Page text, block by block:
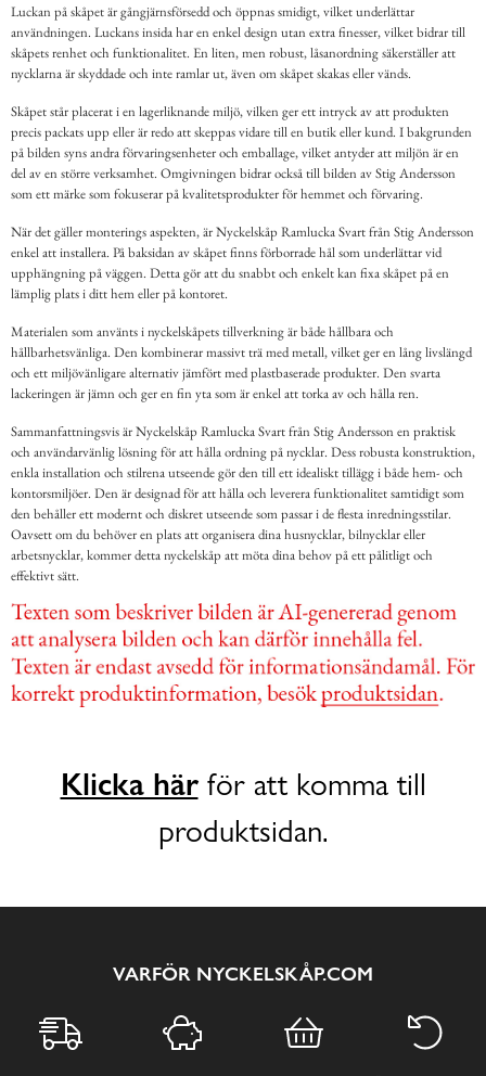
Luckan på skåpet är gångjärnsförsedd och öppnas smidigt, vilket underlättar
användningen. Luckans insida har en enkel design utan extra finesser, vilket bidrar till
skåpets renhet och funktionalitet. En liten, men robust, låsanordning säkerställer att
nycklarna är skyddade och inte ramlar ut, även om skåpet skakas eller vänds.
Skåpet står placerat i en lagerliknande miljö, vilken ger ett intryck av att produkten
precis packats upp eller är redo att skeppas vidare till en butik eller kund. I bakgrunden
på bilden syns andra förvaringsenheter och emballage, vilket antyder att miljön är en
del av en större verksamhet. Omgivningen bidrar också till bilden av Stig Andersson
som ett märke som fokuserar på kvalitetsprodukter för hemmet och förvaring.
När det gäller monterings aspekten, är Nyckelskåp Ramlucka Svart från Stig Andersson
enkel att installera. På baksidan av skåpet finns förborrade hål som underlättar vid
upphängning på väggen. Detta gör att du snabbt och enkelt kan fixa skåpet på en
lämplig plats i ditt hem eller på kontoret.
Materialen som använts i nyckelskåpets tillverkning är både hållbara och
hållbarhetsvänliga. Den kombinerar massivt trä med metall, vilket ger en lång livslängd
och ett miljövänligare alternativ jämfört med plastbaserade produkter. Den svarta
lackeringen är jämn och ger en fin yta som är enkel att torka av och hålla ren.
Sammanfattningsvis är Nyckelskåp Ramlucka Svart från Stig Andersson en praktisk
och användarvänlig lösning för att hålla ordning på nycklar. Dess robusta konstruktion,
enkla installation och stilrena utseende gör den till ett idealiskt tillägg i både hem- och
kontorsmiljöer. Den är designad för att hålla och leverera funktionalitet samtidigt som
den behåller ett modernt och diskret utseende som passar i de flesta inredningsstilar.
Oavsett om du behöver en plats att organisera dina husnycklar, bilnycklar eller
arbetsnycklar, kommer detta nyckelskåp att möta dina behov på ett pålitligt och
effektivt sätt.
Klicka härför att komma till
produktsidan.
VARFÖR NYCKELSKÅP.COM